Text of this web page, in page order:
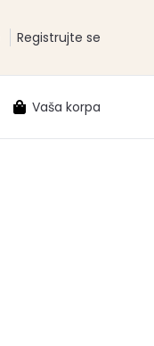
Registrujte se
Vaša korpa